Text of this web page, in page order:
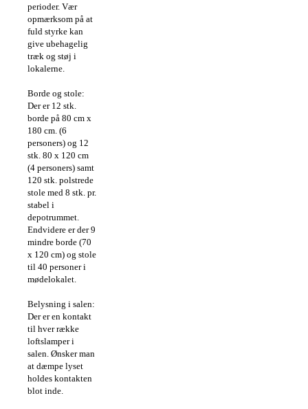
perioder. Vær
opmærksom på at
fuld styrke kan
give ubehagelig
træk og støj i
lokalerne.
Borde og stole:
Der er 12 stk.
borde på 80 cm x
180 cm. (6
personers) og 12
stk. 80 x 120 cm
(4 personers) samt
120 stk. polstrede
stole med 8 stk. pr.
stabel i
depotrummet.
Endvidere er der 9
mindre borde (70
x 120 cm) og stole
til 40 personer i
mødelokalet.
Belysning i salen:
Der er en kontakt
til hver række
loftslamper i
salen. Ønsker man
at dæmpe lyset
holdes kontakten
blot inde.